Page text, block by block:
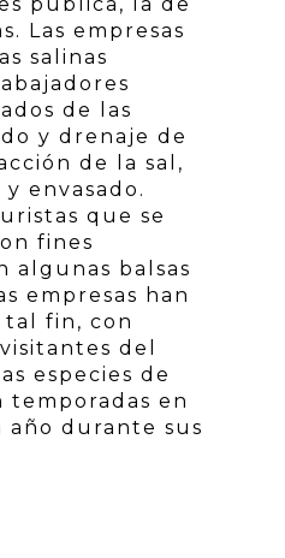
Las empresas
salinas
de las
y drenaje de
de la sal,
y envasado.
que se
fines
algunas balsas
empresas han
tal fin, con
del
especies de
temporadas en
año durante sus